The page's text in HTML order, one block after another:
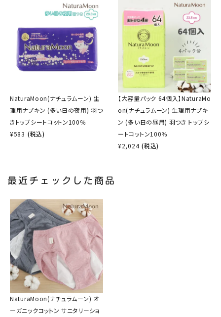
NaturaMoon(ナチュラムーン) 生
理用ナプキン (多い日の夜用) 羽つ
きトップシートコットン100％
¥583 (税込)
【大容量パック 64個入】NaturaMo
on(ナチュラムーン) 生理用ナプキ
ン (多い日の昼用) 羽つき トップシ
ートコットン100％
¥2,024 (税込)
最近チェックした商品
NaturaMoon(ナチュラムーン) オ
ーガニックコットン サニタリーショ